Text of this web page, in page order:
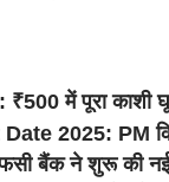
में पूरा काशी
2025: PM
बैंक ने शुरू की नई